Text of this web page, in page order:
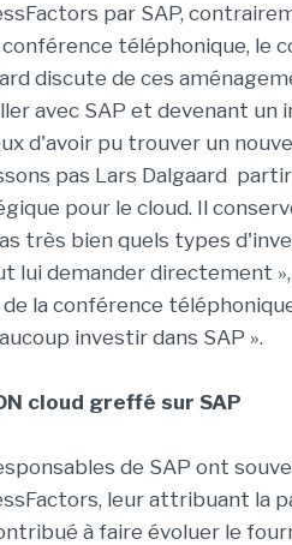
par SAP,
téléphonique, le
discute de ces
avec SAP et devenant un
d'avoir pu trouver un
pas Lars Dalgaard
pour le cloud. Il
très bien quels types
lui demander directement
la conférence
investir dans SAP ».
cloud greffé sur SAP
de SAP ont
leur attribuant la
à faire évoluer le